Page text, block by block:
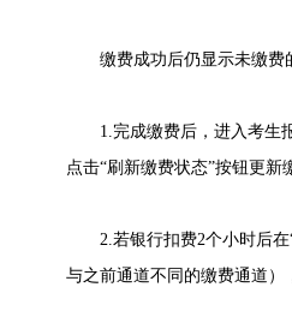
缴费成功后仍显示未缴费
1.完成缴费后，进入考生报
点击“刷新缴费状态”按钮更新
2.若银行扣费2个小时后在“
与之前通道不同的缴费通道